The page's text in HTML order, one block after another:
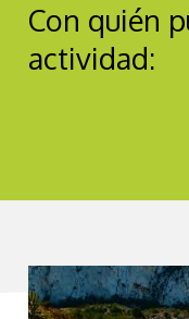
Con quién
actividad: